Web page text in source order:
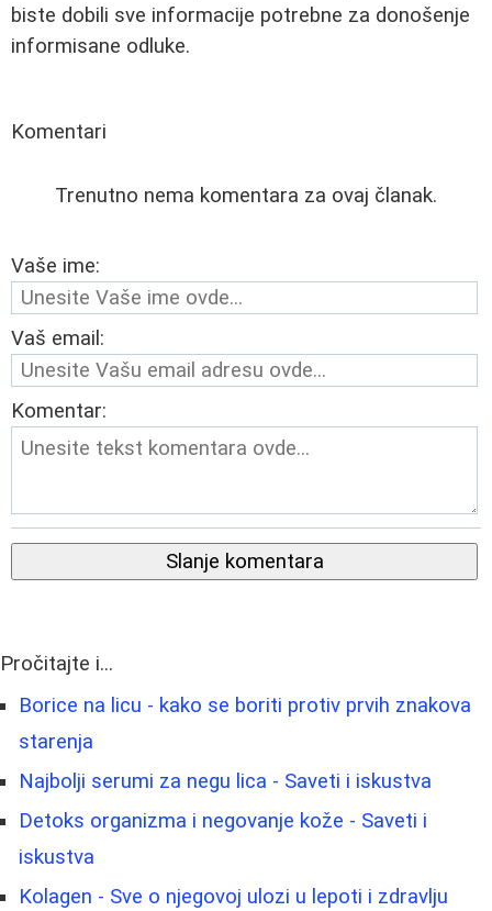
biste dobili sve informacije potrebne za donošenje
informisane odluke.
Komentari
Trenutno nema komentara za ovaj članak.
Vaše ime:
Vaš email:
Komentar:
Slanje komentara
Pročitajte i...
Borice na licu - kako se boriti protiv prvih znakova
starenja
Najbolji serumi za negu lica - Saveti i iskustva
Detoks organizma i negovanje kože - Saveti i
iskustva
Kolagen - Sve o njegovoj ulozi u lepoti i zdravlju